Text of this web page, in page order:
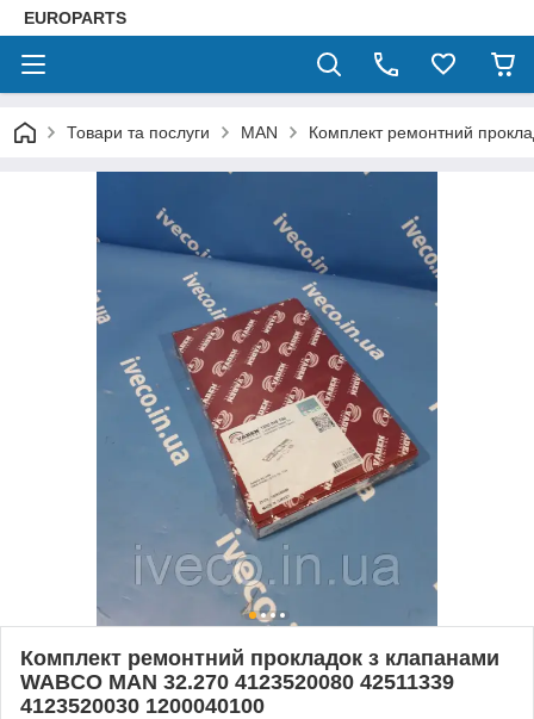
EUROPARTS
Товари та послуги MAN Комплект ремонтний
Комплект ремонтний прокладок з клапанами
WABCO MAN 32.270 4123520080 42511339
4123520030 1200040100